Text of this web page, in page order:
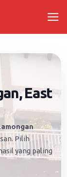
East
Pilih
yang paling